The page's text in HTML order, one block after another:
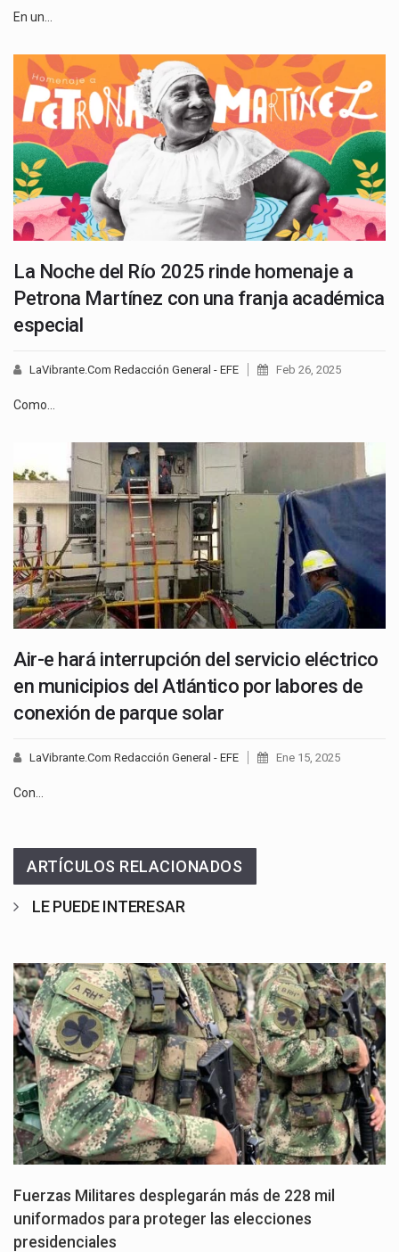
En un…
La Noche del Río 2025 rinde homenaje a
Petrona Martínez con una franja académica
especial
LaVibrante.Com Redacción General - EFE Feb 26, 2025
Como…
Air-e hará interrupción del servicio eléctrico
en municipios del Atlántico por labores de
conexión de parque solar
LaVibrante.Com Redacción General - EFE Ene 15, 2025
Con…
ARTÍCULOS RELACIONADOS
LE PUEDE INTERESAR
Fuerzas Militares desplegarán más de 228 mil
uniformados para proteger las elecciones
presidenciales